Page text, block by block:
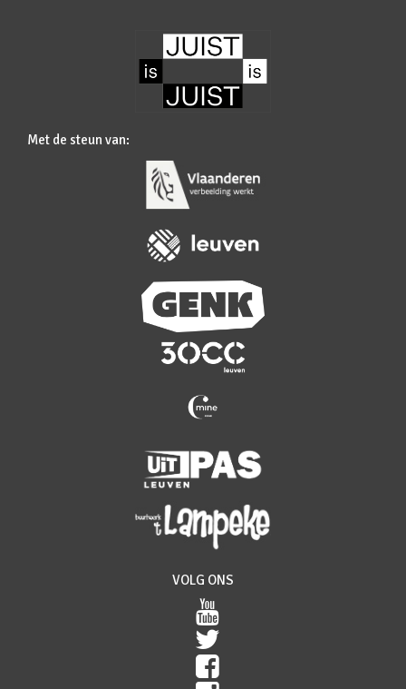
Met de steun van:
VOLG ONS